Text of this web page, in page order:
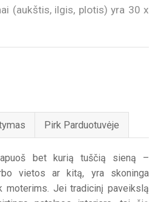
(aukštis, ilgis, plotis) yra 30 x
Pirk Parduotuvėje
bet kurią tuščią sieną –
vietos ar kitą, yra skoninga
moterims. Jei tradicinį paveikslą